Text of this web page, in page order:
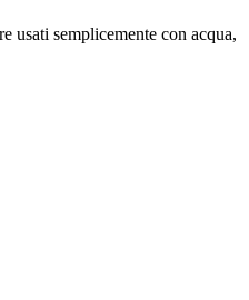
usati semplicemente con acqua,